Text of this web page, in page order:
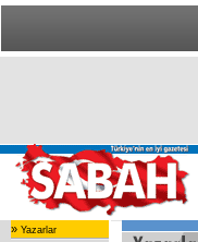
» Yazarlar